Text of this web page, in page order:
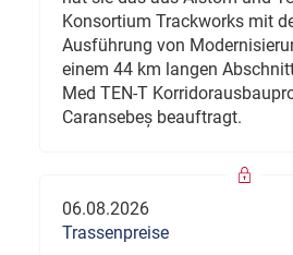
Konsortium Trackworks mit
Ausführung von
einem 44 km langen
Med TEN-T
Caransebeș beauftragt.
06.08.2026
Trassenpreise